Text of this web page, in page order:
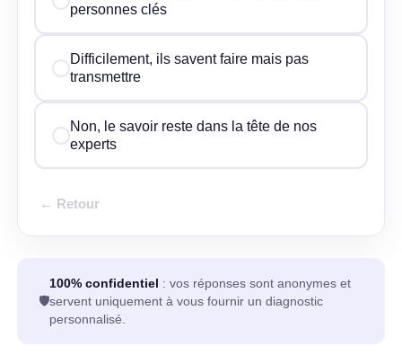
personnes clés
Difficilement, ils savent faire mais pas
transmettre
Non, le savoir reste dans la tête de nos
experts
← Retour
🛡️
100% confidentiel : vos réponses sont anonymes et
servent uniquement à vous fournir un diagnostic
personnalisé.